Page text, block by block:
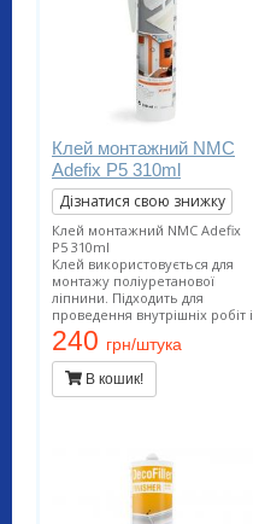
Клей монтажний NMC
Adefix P5 310ml
Дізнатися свою знижку
Клей монтажний NMC Adefix
P5 310ml
Клей використовується для
монтажу поліуретанової
ліпнини. Підходить для
проведення внутрішніх робіт і
застосування на пористих
поверхнях. Витрата тюбика 12
метрів погонних.
240 грн/штука
В кошик!